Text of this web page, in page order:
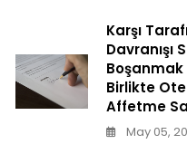
Karşı
Davranışı
Boşanmak
Birlikte
Affetme
May 05,